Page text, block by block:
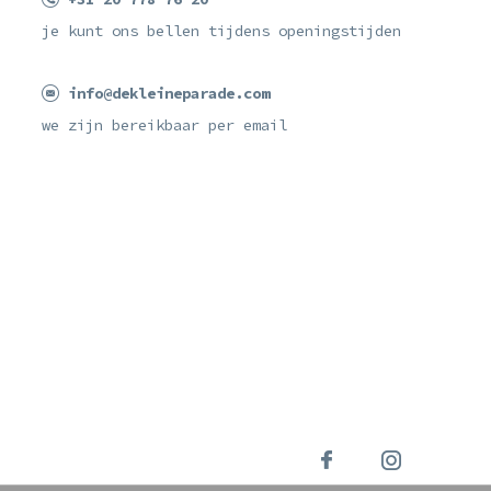
je kunt ons bellen tijdens openingstijden
info@dekleineparade.com
we zijn bereikbaar per email